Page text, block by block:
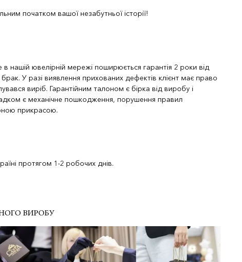
початком вашої незабутньої історії!
нашій ювелірній мережі поширюється гарантія 2 роки від
У разі виявлення прихованих дефектів клієнт має право
виріб. Гарантійним талоном є бірка від виробу і
є механічне пошкодження, порушення правил
прикрасою.
протягом 1-2 робочих днів.
ВИРОБУ